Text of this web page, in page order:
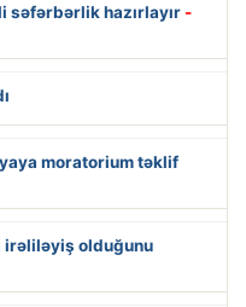
səfərbərlik hazırlayır -
moratorium təklif
irəliləyiş olduğunu